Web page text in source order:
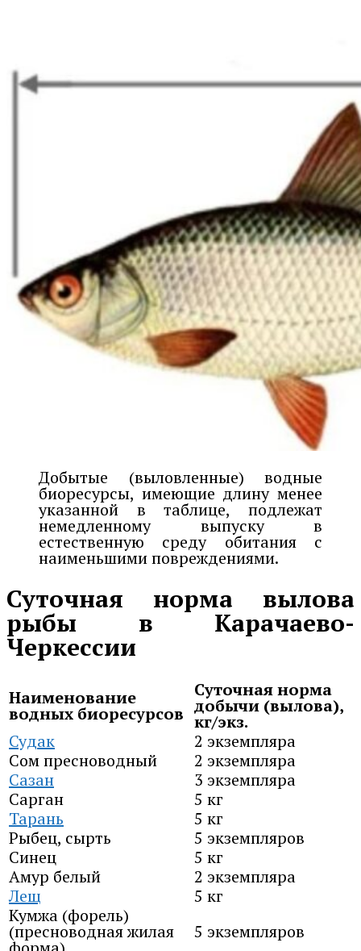
Добытые (выловленные) водные
биоресурсы, имеющие длину менее
указанной в таблице, подлежат
немедленному выпуску в
естественную среду обитания с
наименьшими повреждениями.
Суточная норма вылова
рыбы в Карачаево-
Черкессии
Наименование
водных биоресурсов
Суточная норма
добычи (вылова),
кг/экз.
Судак
2 экземпляра
Сом пресноводный
2 экземпляра
Сазан
3 экземпляра
Сарган
5 кг
Тарань
5 кг
Рыбец, сырть
5 экземпляров
Синец
5 кг
Амур белый
2 экземпляра
Лещ
5 кг
Кумжа (форель)
(пресноводная жилая
5 экземпляров